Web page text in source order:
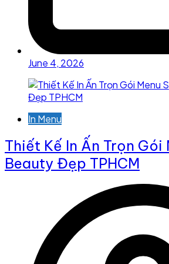
June 4, 2026
In Menu
Thiết Kế In Ấn Trọn Gói
Beauty Đẹp TPHCM